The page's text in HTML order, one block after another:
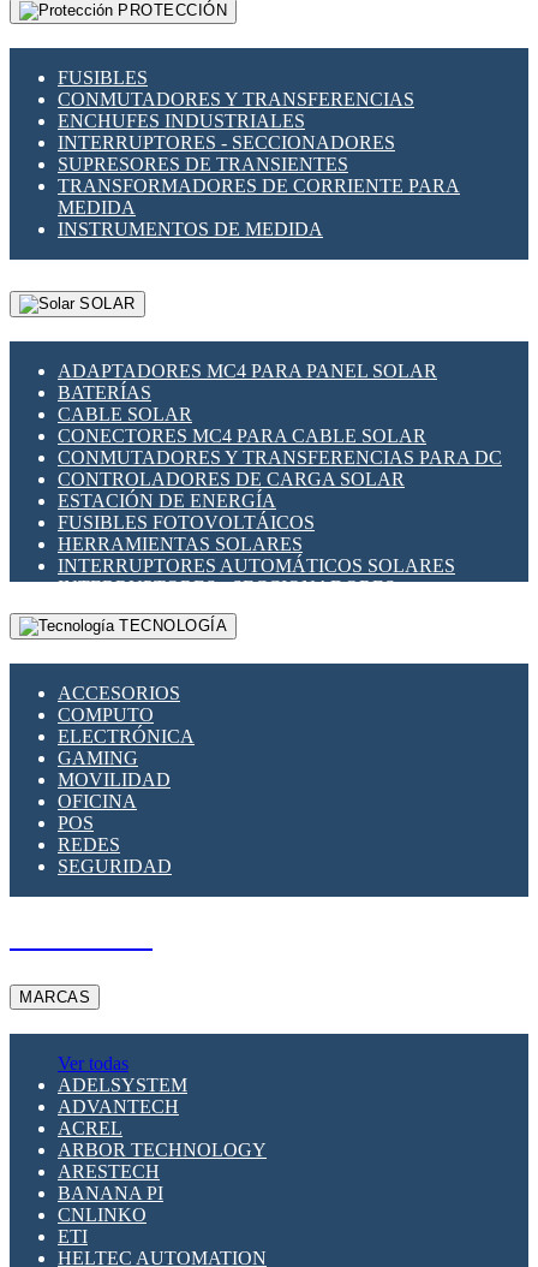
PROTECCIÓN
FUSIBLES
CONMUTADORES Y TRANSFERENCIAS
ENCHUFES INDUSTRIALES
INTERRUPTORES - SECCIONADORES
SUPRESORES DE TRANSIENTES
TRANSFORMADORES DE CORRIENTE PARA
MEDIDA
INSTRUMENTOS DE MEDIDA
SOLAR
ADAPTADORES MC4 PARA PANEL SOLAR
BATERÍAS
CABLE SOLAR
CONECTORES MC4 PARA CABLE SOLAR
CONMUTADORES Y TRANSFERENCIAS PARA DC
CONTROLADORES DE CARGA SOLAR
ESTACIÓN DE ENERGÍA
FUSIBLES FOTOVOLTÁICOS
HERRAMIENTAS SOLARES
INTERRUPTORES AUTOMÁTICOS SOLARES
INTERRUPTORES - SECCIONADORES
FOTOVOLTÁICOS
MONTAJE PANEL SOLAR
SUPRESOR DE TRANSIENTES SPDS PARA
APLICACIONES FOTOVOLTAICAS
TECNOLOGÍA
ACCESORIOS
COMPUTO
ELECTRÓNICA
GAMING
MOVILIDAD
OFICINA
POS
REDES
SEGURIDAD
MARCAS
Ver todas
ADELSYSTEM
ADVANTECH
ACREL
ARBOR TECHNOLOGY
ARESTECH
BANANA PI
CNLINKO
ETI
HELTEC AUTOMATION